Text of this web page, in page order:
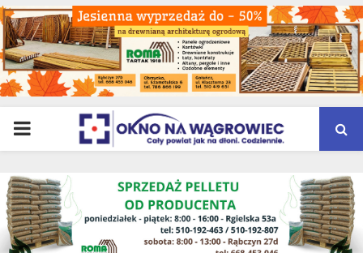
PRIMARY
MENU